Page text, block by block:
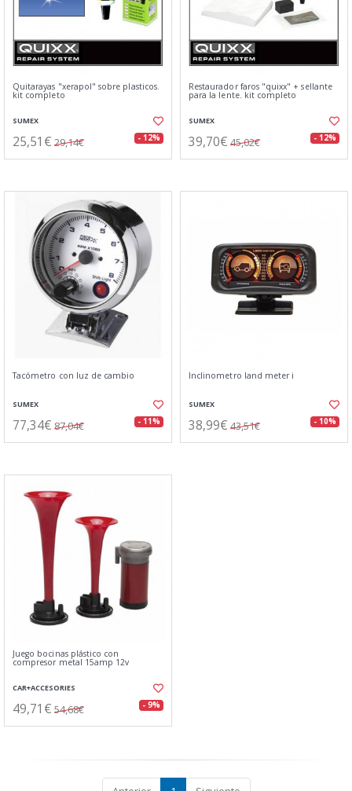
Quitarayas "xerapol" sobre plasticos.
kit completo
SUMEX
25,51€ 29,14€ - 12%
Restaurador faros "quixx" + sellante
para la lente. kit completo
SUMEX
39,70€ 45,02€ - 12%
Tacómetro con luz de cambio
SUMEX
77,34€ 87,04€ - 11%
Inclinometro land meter i
SUMEX
38,99€ 43,51€ - 10%
Juego bocinas plástico con
compresor metal 15amp 12v
CAR+ACCESORIES
49,71€ 54,68€ - 9%